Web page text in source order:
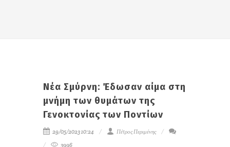
Νέα Σμύρνη: Έδωσαν αίμα στη
μνήμη των θυμάτων της
Γενοκτονίας των Ποντίων
29/05/2023 10:24
Πέτρος Περιμένης
3996